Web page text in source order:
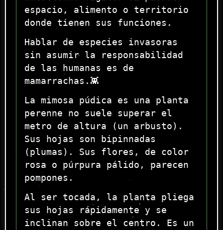
espacio, alimento o territorio
donde tienen sus funciones.
Hablar de especies invasoras
sin asumir la responsabilidad
de las humanas es de
mamarrachas.👾
La mimosa púdica es una planta
perenne no suele superar el
metro de altura (un arbusto).
Sus hojas son bipinnadas
(plumas). Sus flores, de color
rosa o púrpura pálido, parecen
pompones.
Al ser tocada, la planta pliega
sus hojas rápidamente y se
inclinan sobre el centro. Es un